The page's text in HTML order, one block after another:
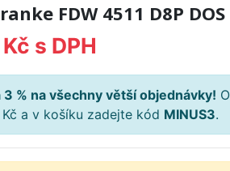
FDW 4511 D8P DOS
s DPH
3 % na všechny větší objednávky!
a v košíku zadejte kód MINUS3.